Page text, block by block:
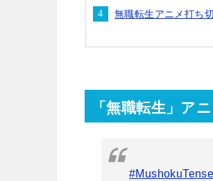
無職転生アニメ打ち
「無職転生」ア